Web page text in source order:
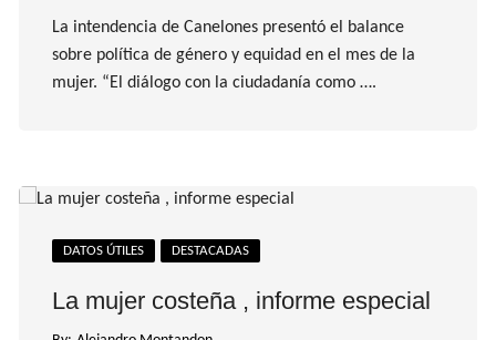
La intendencia de Canelones presentó el balance
sobre política de género y equidad en el mes de la
mujer. “El diálogo con la ciudadanía como ….
DATOS ÚTILES DESTACADAS
La mujer costeña , informe especial